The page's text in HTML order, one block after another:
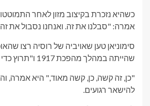
כשהיא נזכרת בקיצוב מזון לאחר
אמרה: "סבלנו את זה. ואנחנו נסבול את
סימוניאן טען שאויביה של רוסיה רצו
שהייתה במהלך מהפכת 1917 ו"תרוץ כדי להפיל" את הצאר.
"כן, זה קשה, כן, קשה מאוד," היא אמרה,
להישאר רגועים.